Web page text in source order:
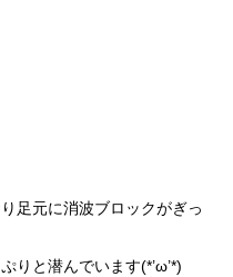
足元に消波ブロックがぎっ
りと潜んでいます(*’ω’*)